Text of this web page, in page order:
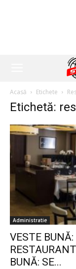
Acasă Etichete
Etichetă:
Administratie
VESTE BUNĂ:
BUNĂ: SE...